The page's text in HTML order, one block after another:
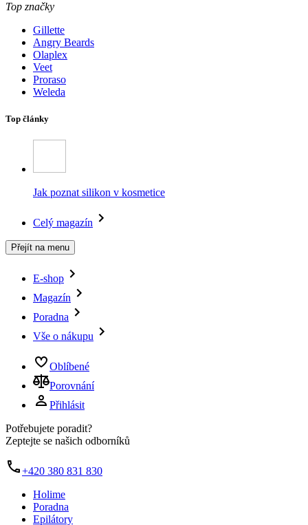
Top značky
Gillette
Angry Beards
Olaplex
Veet
Proraso
Weleda
Top články
Jak poznat silikon v kosmetice
Celý magazín
Přejít na menu
E-shop
Magazín
Poradna
Vše o nákupu
Oblíbené
Porovnání
Přihlásit
Potřebujete poradit?
Zeptejte se našich odborníků
+420 380 831 830
Holime
Poradna
Epilátory